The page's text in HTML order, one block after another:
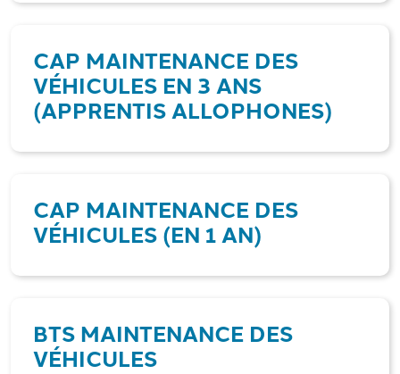
CAP MAINTENANCE DES
VÉHICULES EN 3 ANS
(APPRENTIS ALLOPHONES)
CAP MAINTENANCE DES
VÉHICULES (EN 1 AN)
BTS MAINTENANCE DES
VÉHICULES